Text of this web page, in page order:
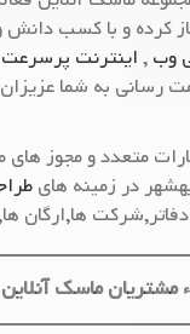
کرده و با کسب دانش
وب,اینترنت پرسرعت
رسانی به شما عزیزان
متعدد و مجوز های
در زمینه های
ها,ارگان
مشتریان ماسک